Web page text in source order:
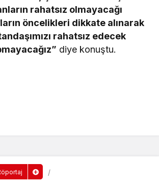
rahatsız olmayacağı
öncelikleri dikkate alınarak
rahatsız edecek
diye konuştu.